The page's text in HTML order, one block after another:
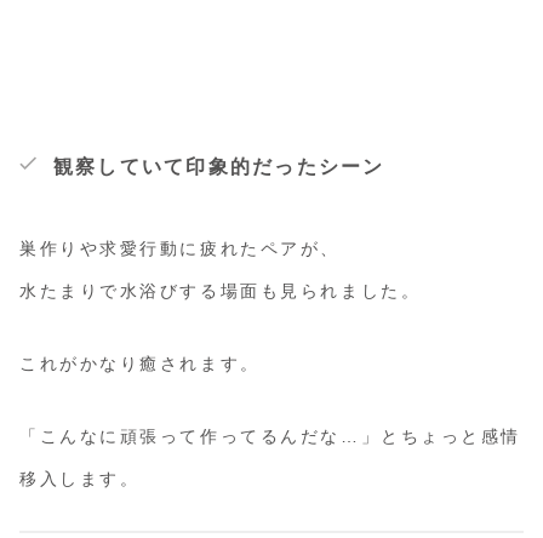
観察していて印象的だったシーン
巣作りや求愛行動に疲れたペアが、
水たまりで水浴びする場面も見られました。
これがかなり癒されます。
「こんなに頑張って作ってるんだな…」とちょっと感情
移入します。